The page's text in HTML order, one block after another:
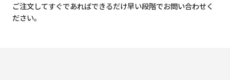
ご注文してすぐであればできるだけ早い段階でお問い合わせく
ださい。